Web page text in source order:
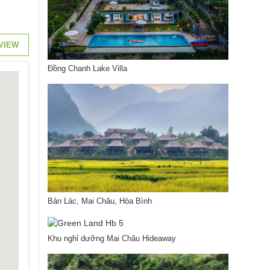
Đồng Chanh Lake Villa
Bản Lác, Mai Châu, Hòa Bình
Khu nghỉ dưỡng Mai Châu Hideaway